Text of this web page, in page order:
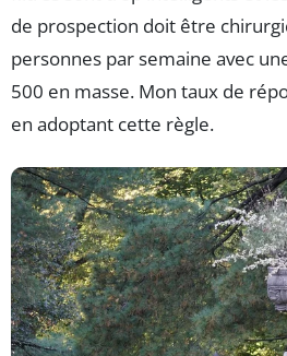
de prospection doit être
personnes par semaine avec
500 en masse. Mon taux de
en adoptant cette règle.